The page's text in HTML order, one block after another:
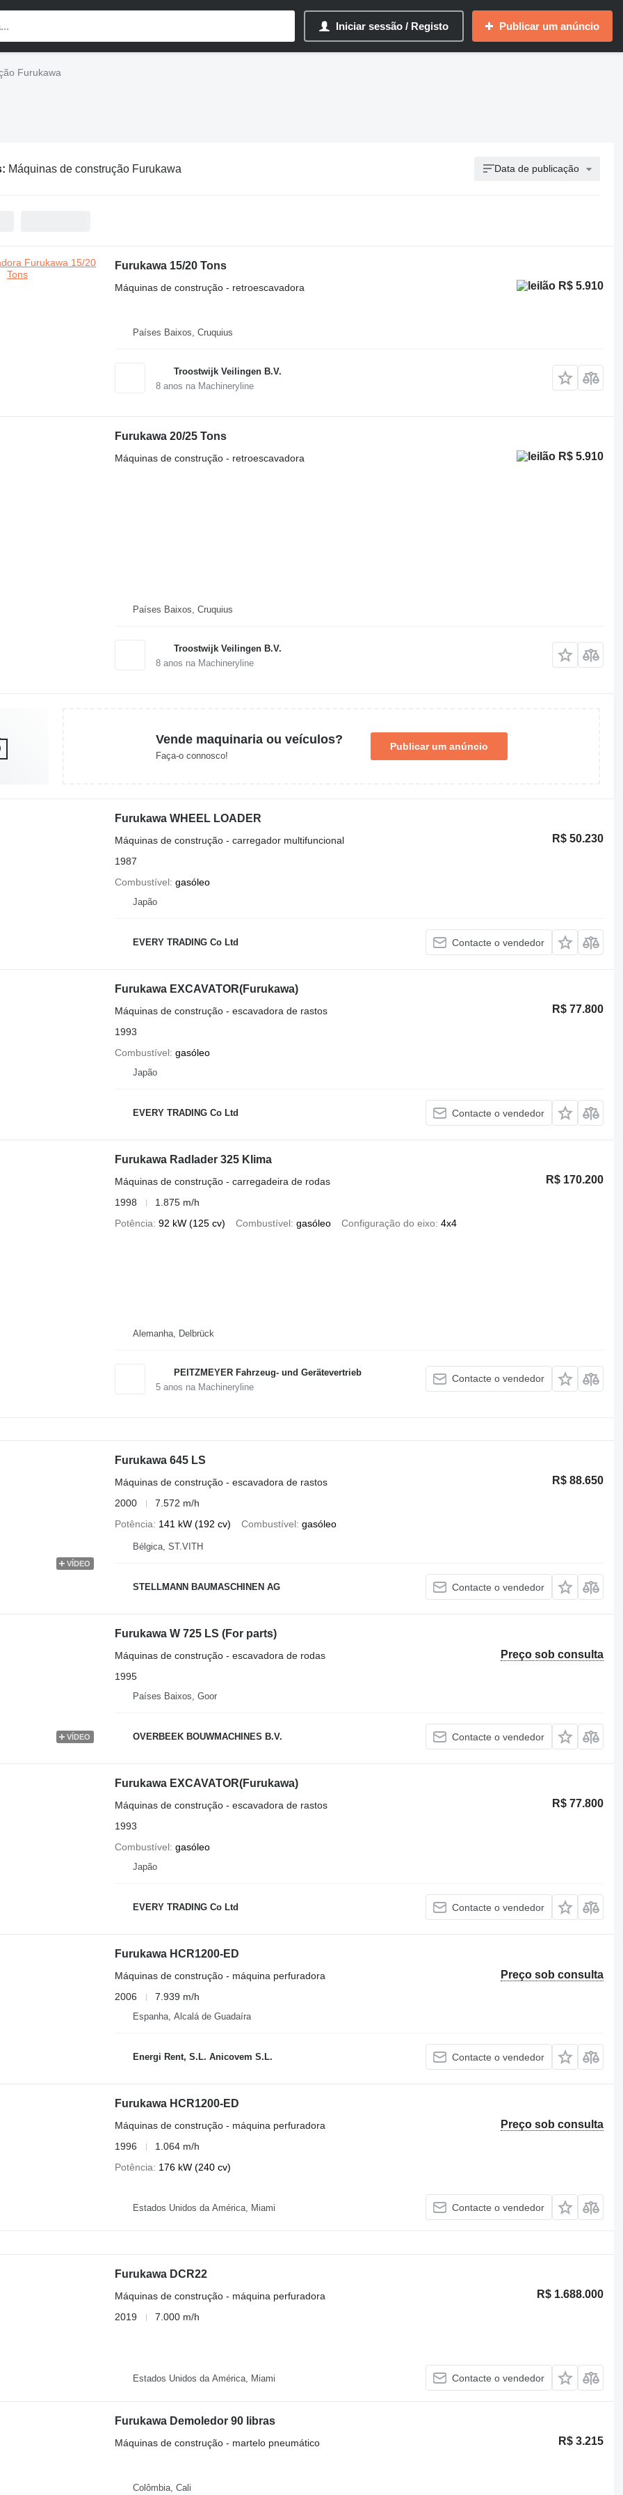
Iniciar sessão / Registo Publicar um anúncio
Furukawa
Máquinas de construção Furukawa Data de publicação
Furukawa 15/20 Tons
R$ 5.910
Máquinas de construção - retroescavadora
Países Baixos, Cruquius
Troostwijk Veilingen B.V.
8anos na Machineryline
Furukawa 20/25 Tons
R$ 5.910
Máquinas de construção - retroescavadora
Países Baixos, Cruquius
Troostwijk Veilingen B.V.
8anos na Machineryline
Vende maquinaria ou veículos?
Faça-o connosco!
Publicar um anúncio
Furukawa WHEEL LOADER
R$ 50.230
Máquinas de construção - carregador multifuncional
1987
Combustível gasóleo
Japão
EVERY TRADING Co Ltd Contacte o vendedor
Furukawa EXCAVATOR(Furukawa)
R$ 77.800
Máquinas de construção - escavadora de rastos
1993
Combustível gasóleo
Japão
EVERY TRADING Co Ltd Contacte o vendedor
Furukawa Radlader 325 Klima
R$ 170.200
Máquinas de construção - carregadeira de rodas
1998
1.875 m/h
Potência 92 kW (125 cv) Combustível gasóleo Configuração do eixo 4x4
Alemanha, Delbrück
PEITZMEYER Fahrzeug- und Gerätevertrieb
5anos na Machineryline
Contacte o vendedor
VÍDEO
Furukawa 645 LS
R$ 88.650
Máquinas de construção - escavadora de rastos
2000
7.572 m/h
Potência 141 kW (192 cv) Combustível gasóleo
Bélgica, ST.VITH
STELLMANN BAUMASCHINEN AG Contacte o vendedor
VÍDEO
Furukawa W 725 LS (For parts)
Preço sob consulta
Máquinas de construção - escavadora de rodas
1995
Países Baixos, Goor
OVERBEEK BOUWMACHINES B.V. Contacte o vendedor
Furukawa EXCAVATOR(Furukawa)
R$ 77.800
Máquinas de construção - escavadora de rastos
1993
Combustível gasóleo
Japão
EVERY TRADING Co Ltd Contacte o vendedor
Furukawa HCR1200-ED
Preço sob consulta
Máquinas de construção - máquina perfuradora
2006
7.939 m/h
Espanha, Alcalá de Guadaíra
Energi Rent, S.L. Anicovem S.L. Contacte o vendedor
Furukawa HCR1200-ED
Preço sob consulta
Máquinas de construção - máquina perfuradora
1996
1.064 m/h
Potência 176 kW (240 cv)
Estados Unidos da América, Miami Contacte o vendedor
Furukawa DCR22
R$ 1.688.000
Máquinas de construção - máquina perfuradora
2019
7.000 m/h
Estados Unidos da América, Miami Contacte o vendedor
Furukawa Demoledor 90 libras
R$ 3.215
Máquinas de construção - martelo pneumático
Colômbia, Cali